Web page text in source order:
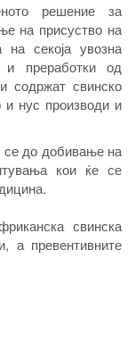
решение за
на присуство на
секоја увозна
и преработки од
содржат свинско
нус производи и
се до добивање на
кои ќе се
свинска
а превентивните